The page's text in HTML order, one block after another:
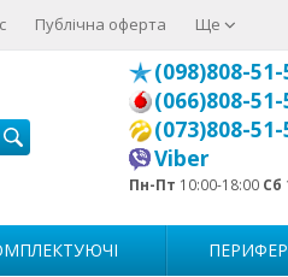
Публічна оферта Ще
(098)808-51-
(066)808-51-
(073)808-51-
Viber
Пн-Пт 10:00-18:00 Сб